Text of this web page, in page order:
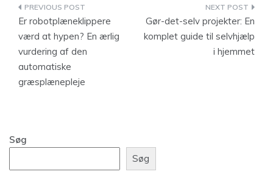
Indlægsnavigation
Er robotplæneklippere
værd at hypen? En ærlig
vurdering af den
automatiske
græsplænepleje
Gør-det-selv projekter: En
komplet guide til selvhjælp
i hjemmet
Søg
Søg